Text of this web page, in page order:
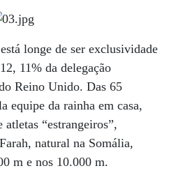
longe de ser exclusividade
11% da delegação
Reino Unido. Das 65
equipe da rainha em casa,
“estrangeiros”,
natural na Somália,
m e nos 10.000 m.